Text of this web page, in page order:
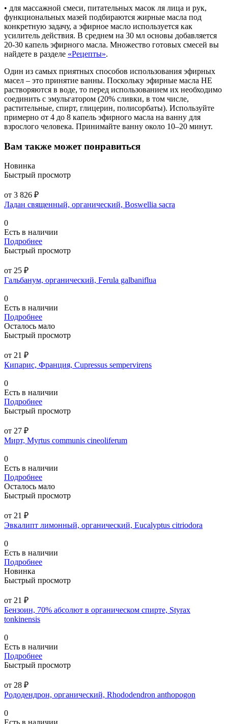
• для массажной смеси, питательных масок ля лица и рук,
функциональных мазей подбираются жирные масла под
конкретную задачу, а эфирное масло используется как
усилитель действия. В среднем на 30 мл основы добавляется
20-30 капель эфирного масла. Множество готовых смесей вы
найдете в разделе «Рецепты».
Один из самых приятных способов использования эфирных
масел – это принятие ванны. Поскольку эфирные масла НЕ
растворяются в воде, то перед использованием их необходимо
соединить с эмульгатором (20% сливки, в том числе,
растительные, спирт, глицерин, полисорбаты). Используйте
примерно от 4 до 8 капель эфирного масла на ванну для
взрослого человека. Принимайте ванну около 10–20 минут.
Вам также может понравиться
Новинка
Быстрый просмотр
от 3 826 ₽
Ладан священный, органический, Boswellia sacra
0
Есть в наличии
Подробнее
Быстрый просмотр
от 25 ₽
Гальбанум, органический, Ferula galbaniflua
0
Есть в наличии
Подробнее
Осталось мало
Быстрый просмотр
от 21 ₽
Кипарис, Франция, Cupressus sempervirens
0
Есть в наличии
Подробнее
Быстрый просмотр
от 27 ₽
Мирт, Myrtus communis cineoliferum
0
Есть в наличии
Подробнее
Осталось мало
Быстрый просмотр
от 21 ₽
Эвкалипт лимонный, органический, Eucalyptus citriodora
0
Есть в наличии
Подробнее
Новинка
Быстрый просмотр
от 21 ₽
Бензоин, 70% абсолют в органическом спирте, Styrax
tonkinensis
0
Есть в наличии
Подробнее
Быстрый просмотр
от 28 ₽
Рододендрон, органический, Rhododendron anthopogon
0